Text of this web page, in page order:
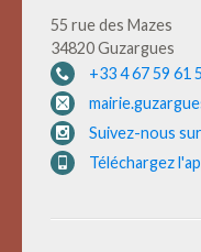
55 rue des Mazes
34820 Guzargues
+33 4 67 59 61
Suivez-nous
Téléchargez